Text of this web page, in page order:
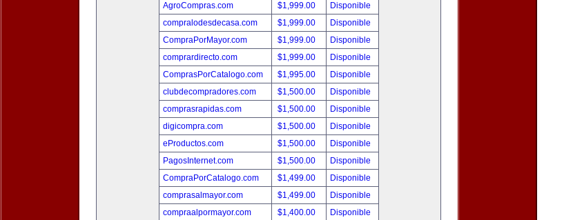
AgroCompras.com
$1,999.00
Disponible
compralodesdecasa.com
$1,999.00
Disponible
CompraPorMayor.com
$1,999.00
Disponible
comprardirecto.com
$1,999.00
Disponible
ComprasPorCatalogo.com
$1,995.00
Disponible
clubdecompradores.com
$1,500.00
Disponible
comprasrapidas.com
$1,500.00
Disponible
digicompra.com
$1,500.00
Disponible
eProductos.com
$1,500.00
Disponible
PagosInternet.com
$1,500.00
Disponible
CompraPorCatalogo.com
$1,499.00
Disponible
comprasalmayor.com
$1,499.00
Disponible
compraalpormayor.com
$1,400.00
Disponible